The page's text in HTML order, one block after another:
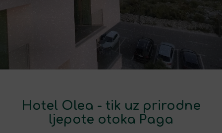
Hotel Olea - tik uz prirodne
ljepote otoka Paga